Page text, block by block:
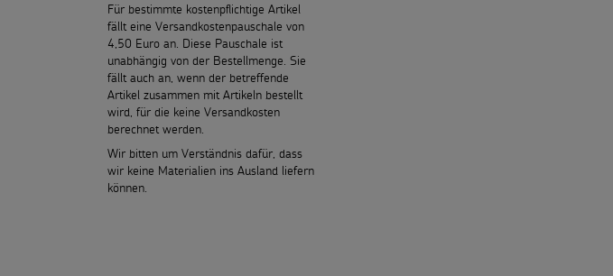
Für bestimmte kostenpflichtige Artikel
fällt eine Versandkostenpauschale von
4,50 Euro an. Diese Pauschale ist
unabhängig von der Bestellmenge. Sie
fällt auch an, wenn der betreffende
Artikel zusammen mit Artikeln bestellt
wird, für die keine Versandkosten
berechnet werden.
Wir bitten um Verständnis dafür, dass
wir keine Materialien ins Ausland liefern
können.